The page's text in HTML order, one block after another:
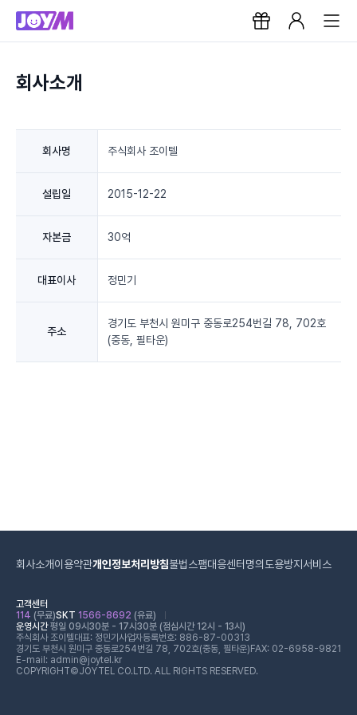
회사소개
회사명 주식회사 조이텔
설립일 2015-12-22
자본금 30억
대표이사 정민기
주소
경기도 부천시 원미구 중동로254번길 78, 702호
(중동, 필타운)
회사소개이용약관개인정보처리방침불법스팸대응센터 명의도용방지서비스
고객센터
114 (무료)SKT 1566-8692 (유료)
운영시간평일 09시30분 - 17시30분 (점심시간 12시 - 13시)
주식회사 조이텔대표: 정민기 사업자등록번호: 886-87-00313
경기도 부천시 원미구 중동로254번길 78, 702호(중동, 필타운) FAX: 02-6958-9821
E-mail: admin@joytel.kr
COPYRIGHT©JOYTEL CO.LTD. ALL RIGHTS RESERVED.